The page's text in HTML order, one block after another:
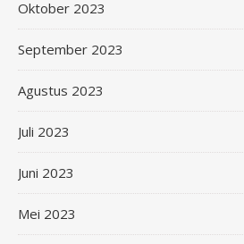
Oktober 2023
September 2023
Agustus 2023
Juli 2023
Juni 2023
Mei 2023